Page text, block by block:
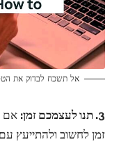
אל תשכח לבדוק את
3. תנו לעצמכם זמן:
אם
זמן לחשוב ולהתייעץ